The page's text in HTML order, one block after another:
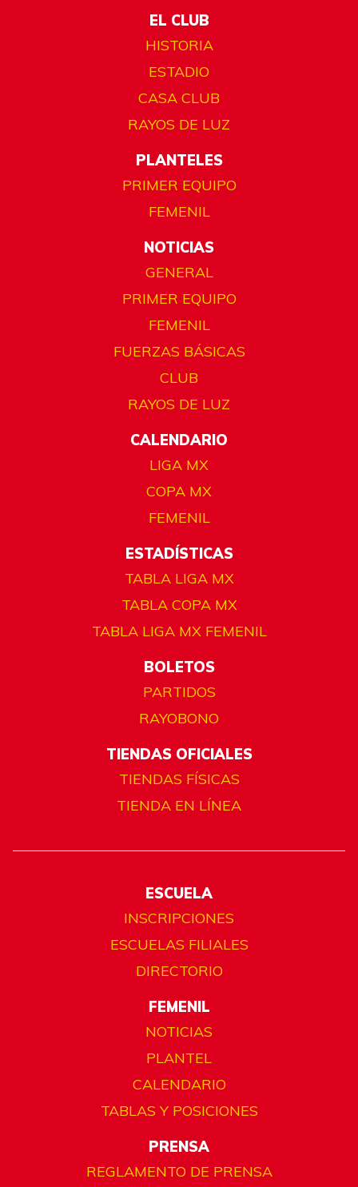
EL CLUB
HISTORIA
ESTADIO
CASA CLUB
RAYOS DE LUZ
PLANTELES
PRIMER EQUIPO
FEMENIL
NOTICIAS
GENERAL
PRIMER EQUIPO
FEMENIL
FUERZAS BÁSICAS
CLUB
RAYOS DE LUZ
CALENDARIO
LIGA MX
COPA MX
FEMENIL
ESTADÍSTICAS
TABLA LIGA MX
TABLA COPA MX
TABLA LIGA MX FEMENIL
BOLETOS
PARTIDOS
RAYOBONO
TIENDAS OFICIALES
TIENDAS FÍSICAS
TIENDA EN LÍNEA
ESCUELA
INSCRIPCIONES
ESCUELAS FILIALES
DIRECTORIO
FEMENIL
NOTICIAS
PLANTEL
CALENDARIO
TABLAS Y POSICIONES
PRENSA
REGLAMENTO DE PRENSA